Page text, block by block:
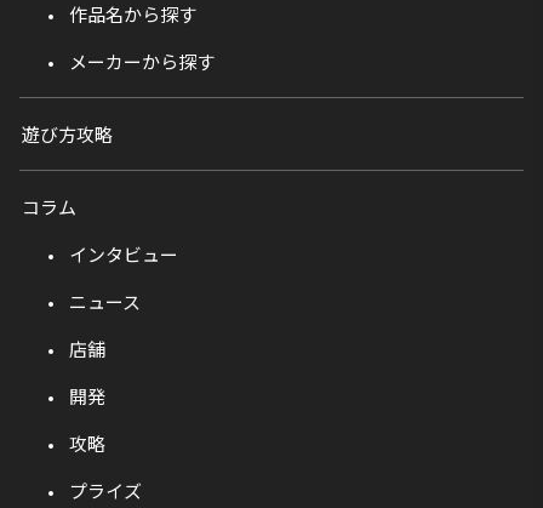
作品名から探す
メーカーから探す
遊び方攻略
コラム
インタビュー
ニュース
店舗
開発
攻略
プライズ